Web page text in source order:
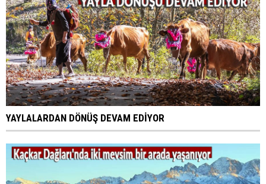
YAYLALARDAN DÖNÜŞ DEVAM EDİYOR